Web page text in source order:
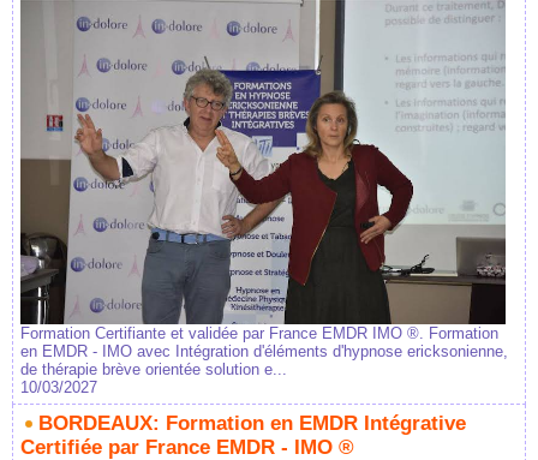
Formation Certifiante et validée par France EMDR IMO ®. Formation
en EMDR - IMO avec Intégration d'éléments d'hypnose ericksonienne,
de thérapie brève orientée solution e...
10/03/2027
BORDEAUX: Formation en EMDR Intégrative
Certifiée par France EMDR - IMO ®